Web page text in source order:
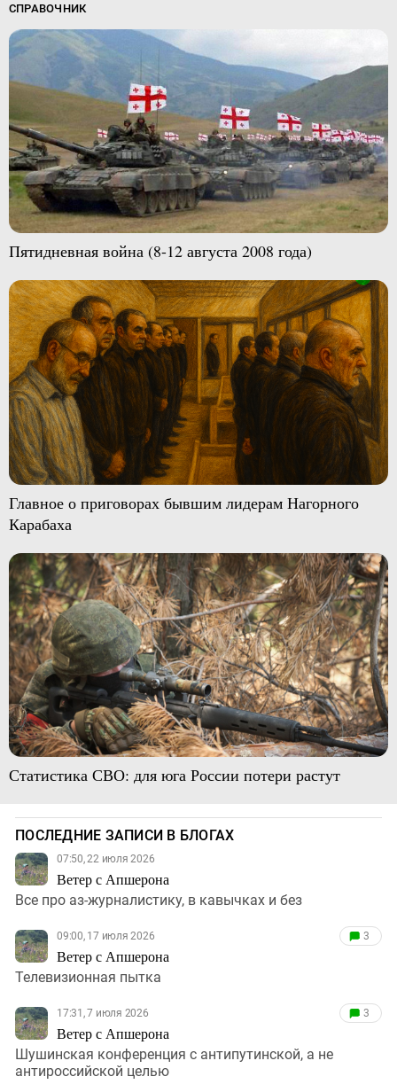
СПРАВОЧНИК
Пятидневная война (8-12 августа 2008 года)
Главное о приговорах бывшим лидерам Нагорного
Карабаха
Статистика СВО: для юга России потери растут
ПОСЛЕДНИЕ ЗАПИСИ В БЛОГАХ
07:50, 22 июля 2026
Ветер с Апшерона
Все про аз-журналистику, в кавычках и без
09:00, 17 июля 2026
Ветер с Апшерона
3
Телевизионная пытка
17:31, 7 июля 2026
Ветер с Апшерона
3
Шушинская конференция с антипутинской, а не
антироссийской целью